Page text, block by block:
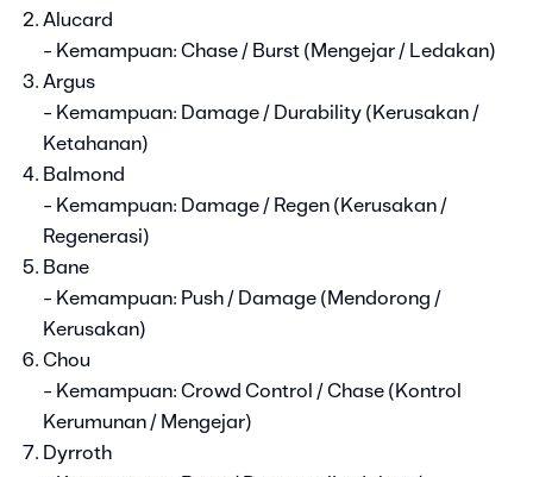
Alucard
- Kemampuan: Chase / Burst (Mengejar / Ledakan)
Argus
- Kemampuan: Damage / Durability (Kerusakan /
Ketahanan)
Balmond
- Kemampuan: Damage / Regen (Kerusakan /
Regenerasi)
Bane
- Kemampuan: Push / Damage (Mendorong /
Kerusakan)
Chou
- Kemampuan: Crowd Control / Chase (Kontrol
Kerumunan / Mengejar)
Dyrroth